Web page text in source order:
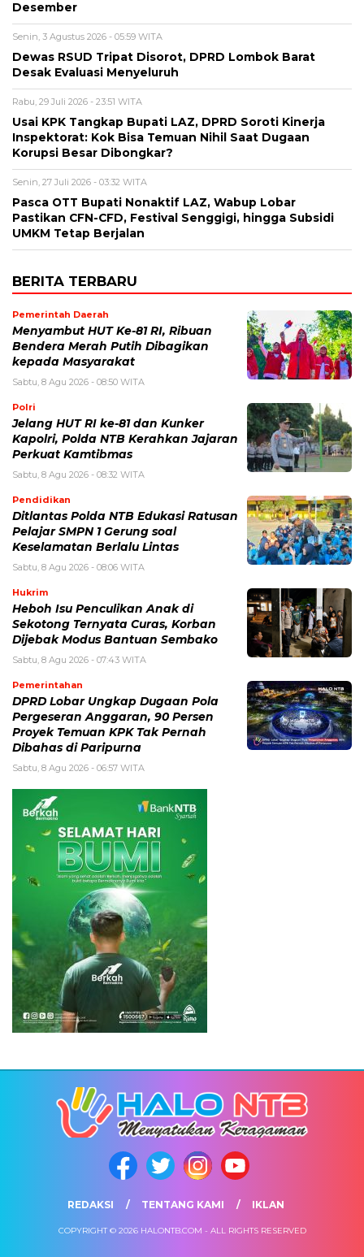
Desember
Senin, 3 Agustus 2026 - 05:59 WITA
Dewas RSUD Tripat Disorot, DPRD Lombok Barat
Desak Evaluasi Menyeluruh
Rabu, 29 Juli 2026 - 23:51 WITA
Usai KPK Tangkap Bupati LAZ, DPRD Soroti Kinerja
Inspektorat: Kok Bisa Temuan Nihil Saat Dugaan
Korupsi Besar Dibongkar?
Senin, 27 Juli 2026 - 03:32 WITA
Pasca OTT Bupati Nonaktif LAZ, Wabup Lobar
Pastikan CFN-CFD, Festival Senggigi, hingga Subsidi
UMKM Tetap Berjalan
BERITA TERBARU
Pemerintah Daerah
Menyambut HUT Ke-81 RI, Ribuan
Bendera Merah Putih Dibagikan
kepada Masyarakat
Sabtu, 8 Agu 2026 - 08:50 WITA
Polri
Jelang HUT RI ke-81 dan Kunker
Kapolri, Polda NTB Kerahkan Jajaran
Perkuat Kamtibmas
Sabtu, 8 Agu 2026 - 08:32 WITA
Pendidikan
Ditlantas Polda NTB Edukasi Ratusan
Pelajar SMPN 1 Gerung soal
Keselamatan Berlalu Lintas
Sabtu, 8 Agu 2026 - 08:06 WITA
Hukrim
Heboh Isu Penculikan Anak di
Sekotong Ternyata Curas, Korban
Dijebak Modus Bantuan Sembako
Sabtu, 8 Agu 2026 - 07:43 WITA
Pemerintahan
DPRD Lobar Ungkap Dugaan Pola
Pergeseran Anggaran, 90 Persen
Proyek Temuan KPK Tak Pernah
Dibahas di Paripurna
Sabtu, 8 Agu 2026 - 06:57 WITA
REDAKSI TENTANG KAMI IKLAN
COPYRIGHT © 2026 HALONTB.COM - ALL RIGHTS RESERVED